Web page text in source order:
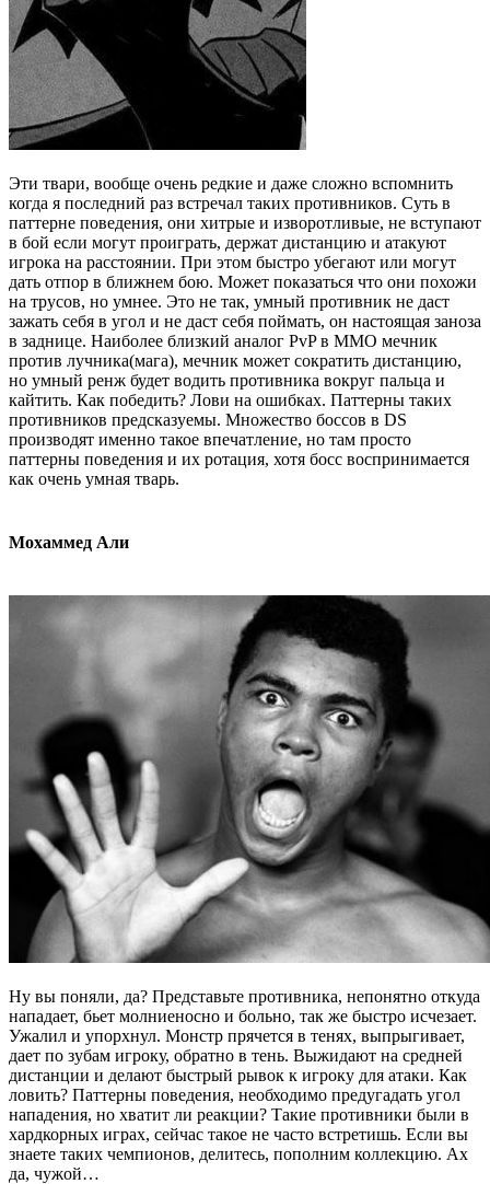
Эти твари, вообще очень редкие и даже сложно вспомнить
когда я последний раз встречал таких противников. Суть в
паттерне поведения, они хитрые и изворотливые, не вступают
в бой если могут проиграть, держат дистанцию и атакуют
игрока на расстоянии. При этом быстро убегают или могут
дать отпор в ближнем бою. Может показаться что они похожи
на трусов, но умнее. Это не так, умный противник не даст
зажать себя в угол и не даст себя поймать, он настоящая заноза
в заднице. Наиболее близкий аналог PvP в ММО мечник
против лучника(мага), мечник может сократить дистанцию,
но умный ренж будет водить противника вокруг пальца и
кайтить. Как победить? Лови на ошибках. Паттерны таких
противников предсказуемы. Множество боссов в DS
производят именно такое впечатление, но там просто
паттерны поведения и их ротация, хотя босс воспринимается
как очень умная тварь.
Мохаммед Али
Ну вы поняли, да? Представьте противника, непонятно откуда
нападает, бьет молниеносно и больно, так же быстро исчезает.
Ужалил и упорхнул. Монстр прячется в тенях, выпрыгивает,
дает по зубам игроку, обратно в тень. Выжидают на средней
дистанции и делают быстрый рывок к игроку для атаки. Как
ловить? Паттерны поведения, необходимо предугадать угол
нападения, но хватит ли реакции? Такие противники были в
хардкорных играх, сейчас такое не часто встретишь. Если вы
знаете таких чемпионов, делитесь, пополним коллекцию. Ах
да, чужой…